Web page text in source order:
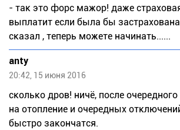
- так это форс мажор! даже
выплатит если была бы
сказал , теперь можете начинать......
anty
20:42, 15 июня 2016
сколько дров! ничё, после
на отопление и очередных
быстро закончатся.